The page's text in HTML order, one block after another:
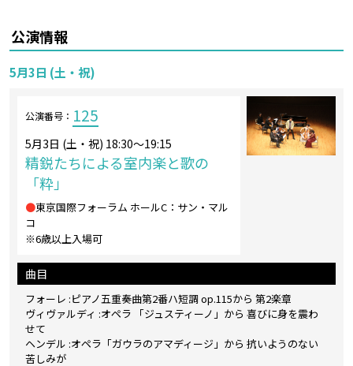
公演情報
5月3日 (土・祝)
公演番号： 125
5月3日 (土・祝) 18:30～19:15
精鋭たちによる室内楽と歌の
「粋」
●東京国際フォーラム ホールC：サン・マル
コ
※6歳以上入場可
曲目
フォーレ :ピアノ五重奏曲第2番ハ短調 op.115から 第2楽章
ヴィヴァルディ :オペラ 「ジュスティーノ」から 喜びに身を震わ
せて
ヘンデル :オペラ「ガウラのアマディージ」から 抗いようのない
苦しみが